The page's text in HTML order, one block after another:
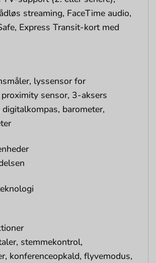
streaming, FaceTime audio,
Express Transit-kort med
lyssensor for
sensor, 3-aksers
barometer,
stemmekontrol,
konferenceopkald, flyvemodus,